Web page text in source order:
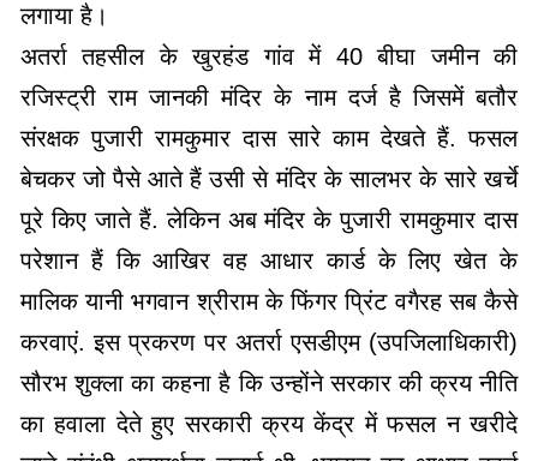
लगाया है।
अतर्रा तहसील के खुरहंड गांव में 40 बीघा जमीन की
रजिस्ट्री राम जानकी मंदिर के नाम दर्ज है जिसमें बतौर
संरक्षक पुजारी रामकुमार दास सारे काम देखते हैं. फसल
बेचकर जो पैसे आते हैं उसी से मंदिर के सालभर के सारे खर्चे
पूरे किए जाते हैं. लेकिन अब मंदिर के पुजारी रामकुमार दास
परेशान हैं कि आखिर वह आधार कार्ड के लिए खेत के
मालिक यानी भगवान श्रीराम के फिंगर प्रिंट वगैरह सब कैसे
करवाएं. इस प्रकरण पर अतर्रा एसडीएम (उपजिलाधिकारी)
सौरभ शुक्ला का कहना है कि उन्होंने सरकार की क्रय नीति
का हवाला देते हुए सरकारी क्रय केंद्र में फसल न खरीदे